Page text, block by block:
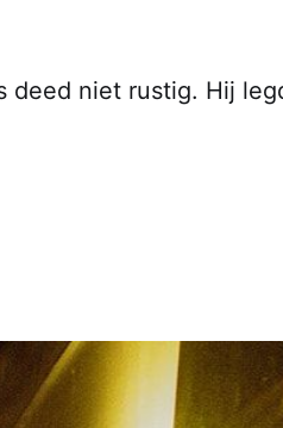
deed niet rustig. Hij